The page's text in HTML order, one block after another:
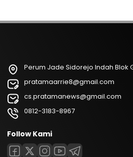
Perum Jade Sidorejo Indah Blok
pratamaarrie8@gmail.com
cs.pratamanews@gmail.com
0812-3183-8967
Follow Kami